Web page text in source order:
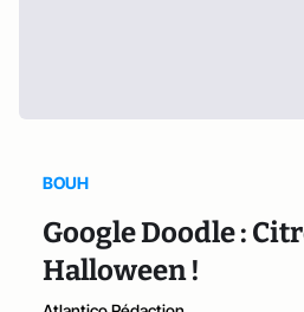
BOUH
Google Doodle :
Halloween !